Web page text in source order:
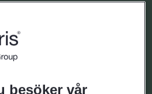
besöker vår